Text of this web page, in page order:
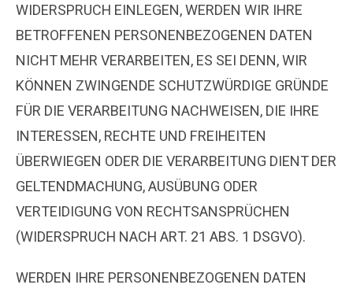
WIDERSPRUCH EINLEGEN, WERDEN WIR IHRE
BETROFFENEN PERSONENBEZOGENEN DATEN
NICHT MEHR VERARBEITEN, ES SEI DENN, WIR
KÖNNEN ZWINGENDE SCHUTZWÜRDIGE GRÜNDE
FÜR DIE VERARBEITUNG NACHWEISEN, DIE IHRE
INTERESSEN, RECHTE UND FREIHEITEN
ÜBERWIEGEN ODER DIE VERARBEITUNG DIENT DER
GELTENDMACHUNG, AUSÜBUNG ODER
VERTEIDIGUNG VON RECHTSANSPRÜCHEN
(WIDERSPRUCH NACH ART. 21 ABS. 1 DSGVO).
WERDEN IHRE PERSONENBEZOGENEN DATEN